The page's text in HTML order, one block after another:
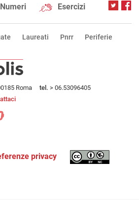
Numeri Esercizi
Laureati Pnrr Periferie
Roma tel. > 06.53096405
privacy